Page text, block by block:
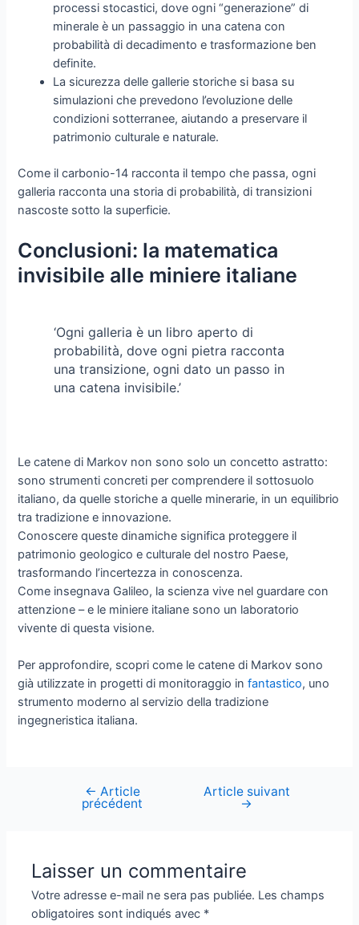
processi stocastici, dove ogni “generazione” di
minerale è un passaggio in una catena con
probabilità di decadimento e trasformazione ben
definite.
La sicurezza delle gallerie storiche si basa su
simulazioni che prevedono l’evoluzione delle
condizioni sotterranee, aiutando a preservare il
patrimonio culturale e naturale.
Come il carbonio-14 racconta il tempo che passa, ogni
galleria racconta una storia di probabilità, di transizioni
nascoste sotto la superficie.
Conclusioni: la matematica
invisibile alle miniere italiane
‘Ogni galleria è un libro aperto di
probabilità, dove ogni pietra racconta
una transizione, ogni dato un passo in
una catena invisibile.’
Le catene di Markov non sono solo un concetto astratto:
sono strumenti concreti per comprendere il sottosuolo
italiano, da quelle storiche a quelle minerarie, in un equilibrio
tra tradizione e innovazione.
Conoscere queste dinamiche significa proteggere il
patrimonio geologico e culturale del nostro Paese,
trasformando l’incertezza in conoscenza.
Come insegnava Galileo, la scienza vive nel guardare con
attenzione – e le miniere italiane sono un laboratorio
vivente di questa visione.
Per approfondire, scopri come le catene di Markov sono
già utilizzate in progetti di monitoraggio infantastico, uno
strumento moderno al servizio della tradizione
ingegneristica italiana.
Navigation
← Article
précédent
Article suivant
→
Laisser un commentaire
Votre adresse e-mail ne sera pas publiée. Les champs
obligatoires sont indiqués avec *